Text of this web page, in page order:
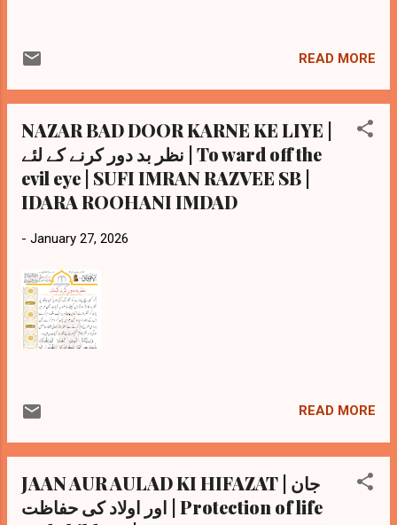
READ MORE
NAZAR BAD DOOR KARNE KE LIYE |
نظر بد دور کرنے کے لئے | To ward off the
evil eye | SUFI IMRAN RAZVEE SB |
IDARA ROOHANI IMDAD
- January 27, 2026
READ MORE
JAAN AUR AULAD KI HIFAZAT | جان
اور اولاد کی حفاظت | Protection of life